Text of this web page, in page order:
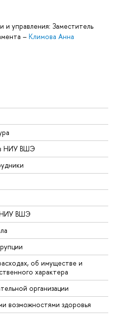
управления: Заместитель
– Климова Анна
в НИУ ВШЭ
НИУ ВШЭ
об имуществе и
характера
организации
возможностями здоровья